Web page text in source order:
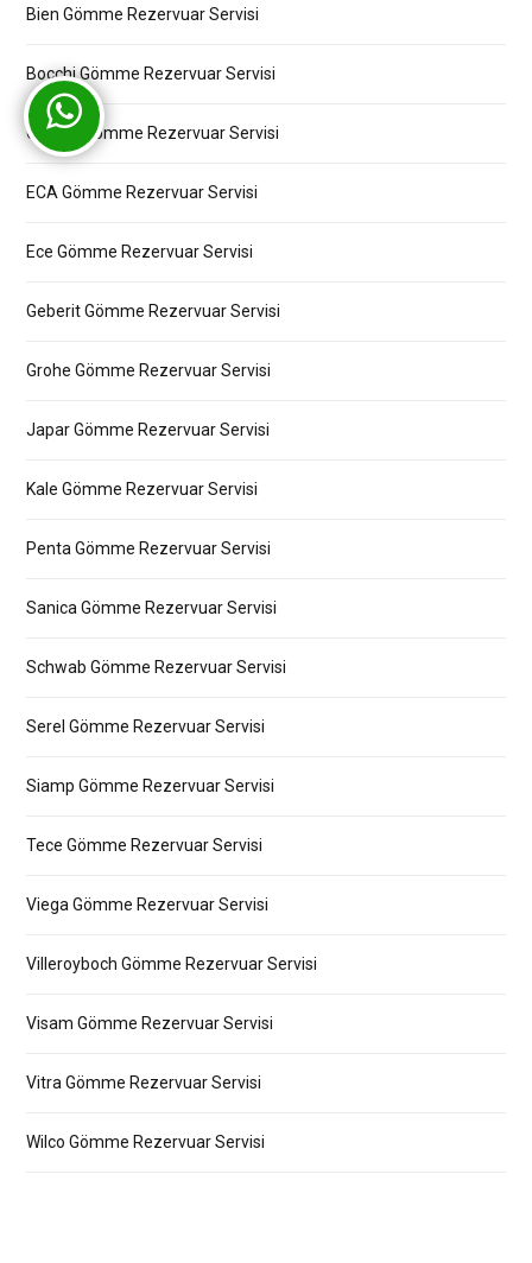
Bien Gömme Rezervuar Servisi
Bocchi Gömme Rezervuar Servisi
Creavit Gömme Rezervuar Servisi
ECA Gömme Rezervuar Servisi
Ece Gömme Rezervuar Servisi
Geberit Gömme Rezervuar Servisi
Grohe Gömme Rezervuar Servisi
Japar Gömme Rezervuar Servisi
Kale Gömme Rezervuar Servisi
Penta Gömme Rezervuar Servisi
Sanica Gömme Rezervuar Servisi
Schwab Gömme Rezervuar Servisi
Serel Gömme Rezervuar Servisi
Siamp Gömme Rezervuar Servisi
Tece Gömme Rezervuar Servisi
Viega Gömme Rezervuar Servisi
Villeroyboch Gömme Rezervuar Servisi
Visam Gömme Rezervuar Servisi
Vitra Gömme Rezervuar Servisi
Wilco Gömme Rezervuar Servisi